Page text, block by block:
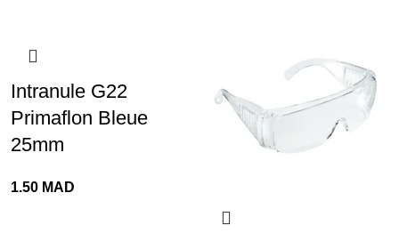
Intranule G22
Primaflon Bleue
25mm
1.50 MAD